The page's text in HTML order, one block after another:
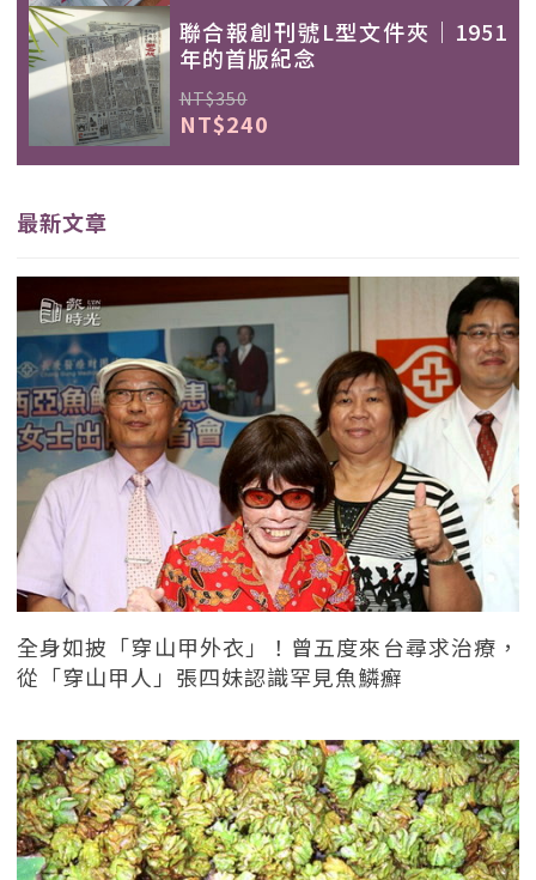
聯合報創刊號L型文件夾｜1951
年的首版紀念
NT$350
NT$240
最新文章
全身如披「穿山甲外衣」！曾五度來台尋求治療，
從「穿山甲人」張四妹認識罕見魚鱗癬